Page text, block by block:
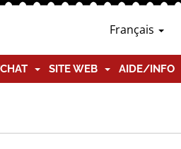
Français
SITE WEB AIDE/INFO